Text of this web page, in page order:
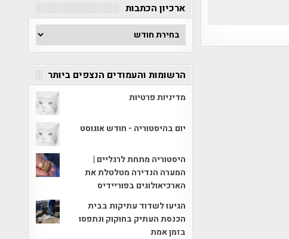
ארכיון הכתבות
ארכיון
הכתבות
הרשומות והעמודים הנצפים ביותר
מדיניות פרטיות
יום בהיסטוריה - חודש אוגוסט
היסטוריה מתחת לרגליים |
המערה הנדירה מטלטלת את
הארכיאולוגים בפוריידיס
הגיעו לשדוד עתיקות בבית
הכנסת העתיק בחוקוק ונתפסו
בזמן אמת